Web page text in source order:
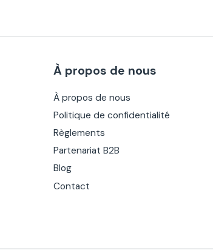
À propos de nous
À propos de nous
Politique de confidentialité
Règlements
Partenariat B2B
Blog
Contact